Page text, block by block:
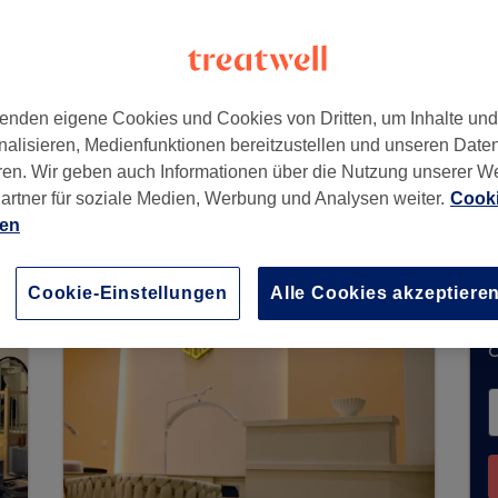
, 80339
über Treatwell entgegen. Nutzen
Nähe zu finden. Dort warten viele
eigene Cookies und Cookies von Dritten, um Inhalte
Medienfunktionen bereitzustellen und unseren
Wir geben auch Informationen über die Nutzung unserer
für soziale Medien, Werbung und Analysen weiter.
Cookie-Einstellungen Alle Cookies akzeptieren